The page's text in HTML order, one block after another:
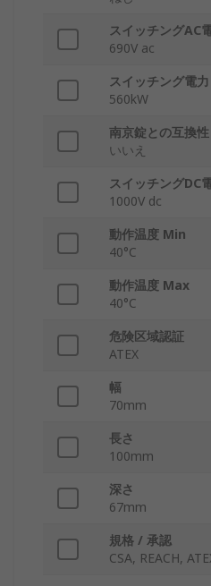
スイッチングAC
690V ac
スイッチング電力
560kW
南京錠との互換性
いいえ
スイッチングDC
1000V dc
動作温度 Min
40°C
動作温度 Max
40°C
危険区域認証
ATEX
幅
70mm
長さ
100mm
深さ
67mm
規格 / 承認
CSA, REACH,